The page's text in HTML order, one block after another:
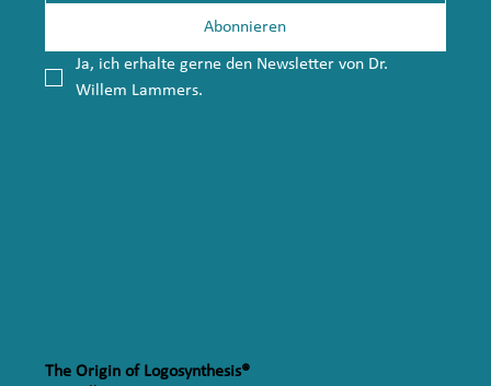
The Origin of Logosynthesis®
Abonnieren
Ja, ich erhalte gerne den Newsletter von Dr.
Willem Lammers.